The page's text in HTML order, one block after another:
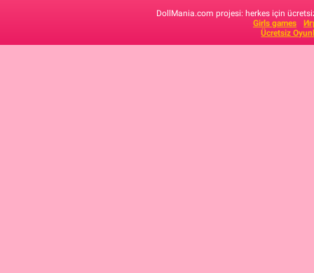
DollMania.com projesi: herkes için
Girls games
Ücretsiz